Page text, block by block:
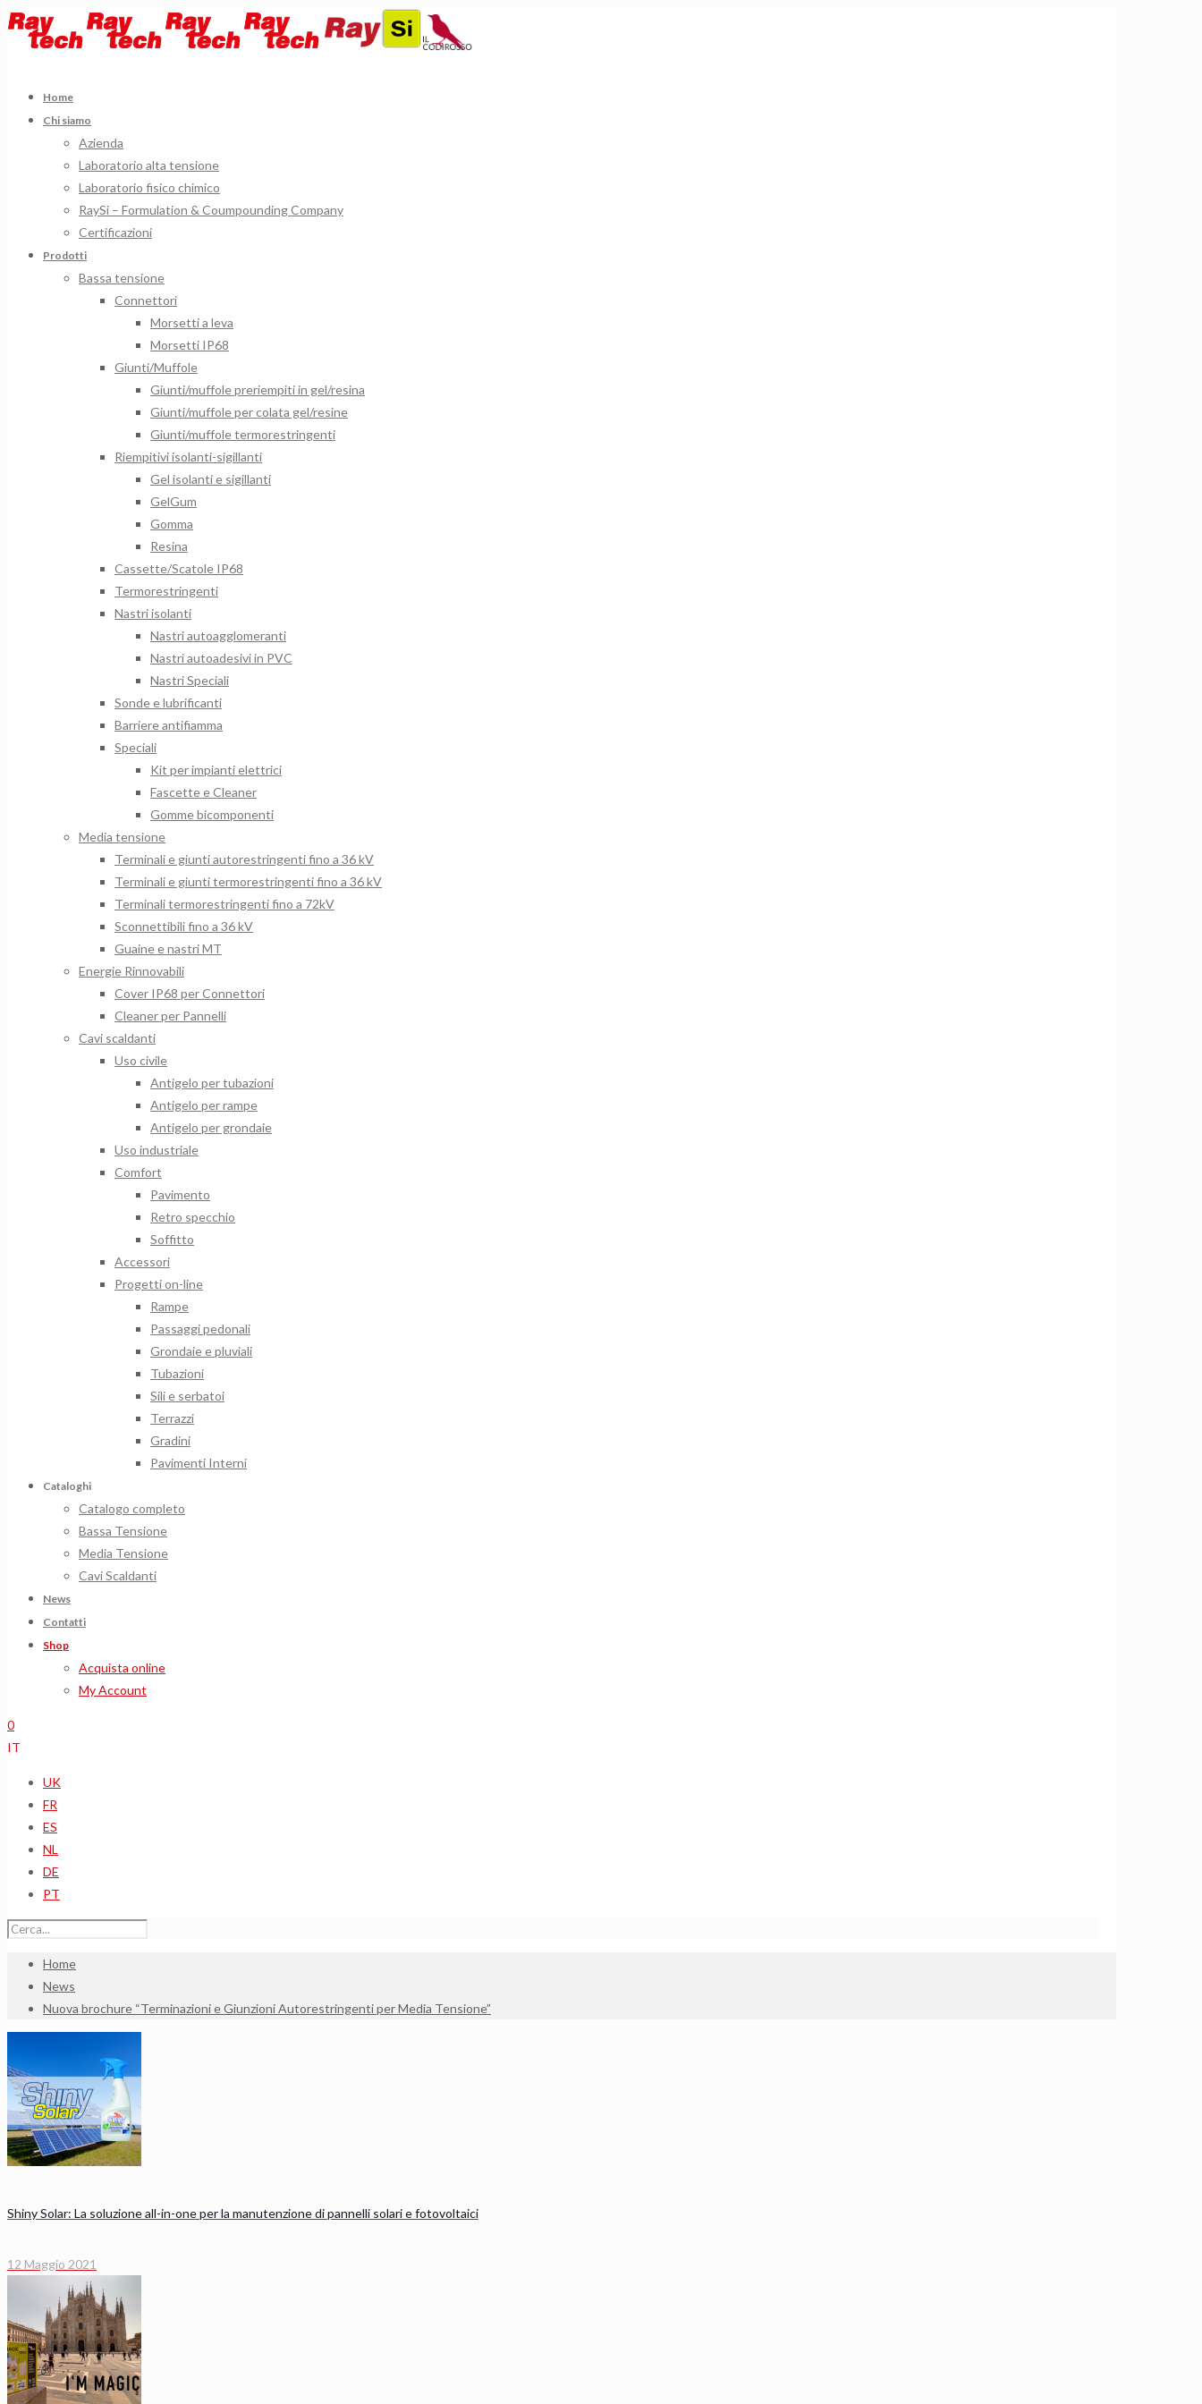
Home
Chi siamo
Azienda
Laboratorio alta tensione
Laboratorio fisico chimico
RaySi – Formulation & Coumpounding Company
Certificazioni
Prodotti
Bassa tensione
Connettori
Morsetti a leva
Morsetti IP68
Giunti/Muffole
Giunti/muffole preriempiti in gel/resina
Giunti/muffole per colata gel/resine
Giunti/muffole termorestringenti
Riempitivi isolanti-sigillanti
Gel isolanti e sigillanti
GelGum
Gomma
Resina
Cassette/Scatole IP68
Termorestringenti
Nastri isolanti
Nastri autoagglomeranti
Nastri autoadesivi in PVC
Nastri Speciali
Sonde e lubrificanti
Barriere antifiamma
Speciali
Kit per impianti elettrici
Fascette e Cleaner
Gomme bicomponenti
Media tensione
Terminali e giunti autorestringenti fino a 36 kV
Terminali e giunti termorestringenti fino a 36 kV
Terminali termorestringenti fino a 72kV
Sconnettibili fino a 36 kV
Guaine e nastri MT
Energie Rinnovabili
Cover IP68 per Connettori
Cleaner per Pannelli
Cavi scaldanti
Uso civile
Antigelo per tubazioni
Antigelo per rampe
Antigelo per grondaie
Uso industriale
Comfort
Pavimento
Retro specchio
Soffitto
Accessori
Progetti on-line
Rampe
Passaggi pedonali
Grondaie e pluviali
Tubazioni
Sili e serbatoi
Terrazzi
Gradini
Pavimenti Interni
Cataloghi
Catalogo completo
Bassa Tensione
Media Tensione
Cavi Scaldanti
News
Contatti
Shop
Acquista online
My Account
0
IT
UK
FR
ES
NL
DE
PT
Home
News
Nuova brochure “Terminazioni e Giunzioni Autorestringenti per Media Tensione”
Shiny Solar: La soluzione all-in-one per la manutenzione di pannelli solari e fotovoltaici
12 Maggio 2021